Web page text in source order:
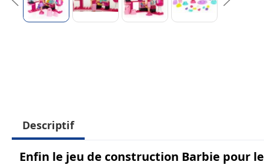
Descriptif
Enfin le jeu de construction Barbie pour